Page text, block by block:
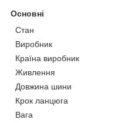
Основні
Стан
Виробник
Країна виробник
Живлення
Довжина шини
Крок ланцюга
Вага